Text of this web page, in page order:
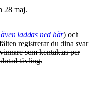
28 maj.
laddas ned här) och
registrerar du dina svar
som kontaktas per
tävling.